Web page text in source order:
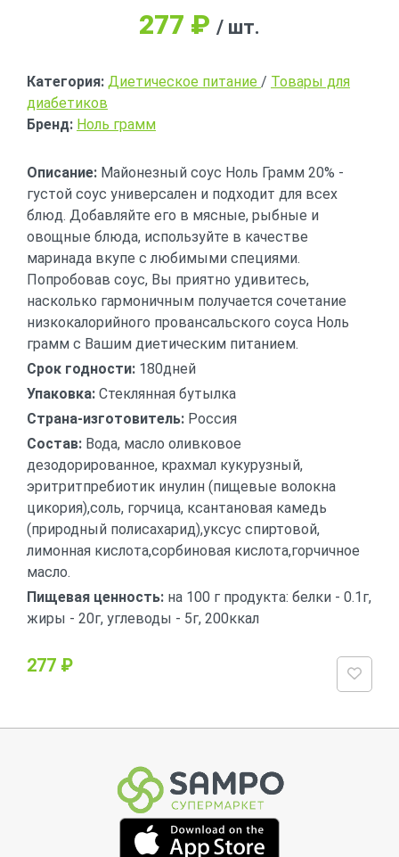
277 ₽ / шт.
Категория: Диетическое питание / Товары для
диабетиков
Бренд: Ноль грамм
Описание: Майонезный соус Ноль Грамм 20% -
густой соус универсален и подходит для всех
блюд. Добавляйте его в мясные, рыбные и
овощные блюда, используйте в качестве
маринада вкупе с любимыми специями.
Попробовав соус, Вы приятно удивитесь,
насколько гармоничным получается сочетание
низкокалорийного провансальского соуса Ноль
грамм с Вашим диетическим питанием.
Срок годности: 180дней
Упаковка: Стеклянная бутылка
Страна-изготовитель: Россия
Состав: Вода, масло оливковое
дезодорированное, крахмал кукурузный,
эритритпребиотик инулин (пищевые волокна
цикория),соль, горчица, ксантановая камедь
(природный полисахарид),уксус спиртовой,
лимонная кислота,сорбиновая кислота,горчичное
масло.
Пищевая ценность: на 100 г продукта: белки - 0.1г,
жиры - 20г, углеводы - 5г, 200ккал
277 ₽